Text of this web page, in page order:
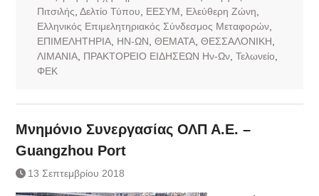
Πιτσιλής Δελτίο Τύπου ΕΕΣΥΜ Ελεύθερη Ζώνη
Ελληνικός Επιμελητηριακός Σύνδεσμος Μεταφορών,
ΕΠΙΜΕΛΗΤΗΡΙΑ, ΗΝ-ΩΝ ΘΕΜΑΤΑ, ΘΕΣΣΑΛΟΝΙΚΗ
ΛΙΜΑΝΙΑ, ΠΡΑΚΤΟΡΕΙΟ ΕΙΔΗΣΕΩΝ Ην-Ων, Τελωνείο
ΦΕΚ
Μνημόνιο Συνεργασίας ΟΛΠ Α.Ε. –
Guangzhou Port
13 Σεπτεμβρίου 2018